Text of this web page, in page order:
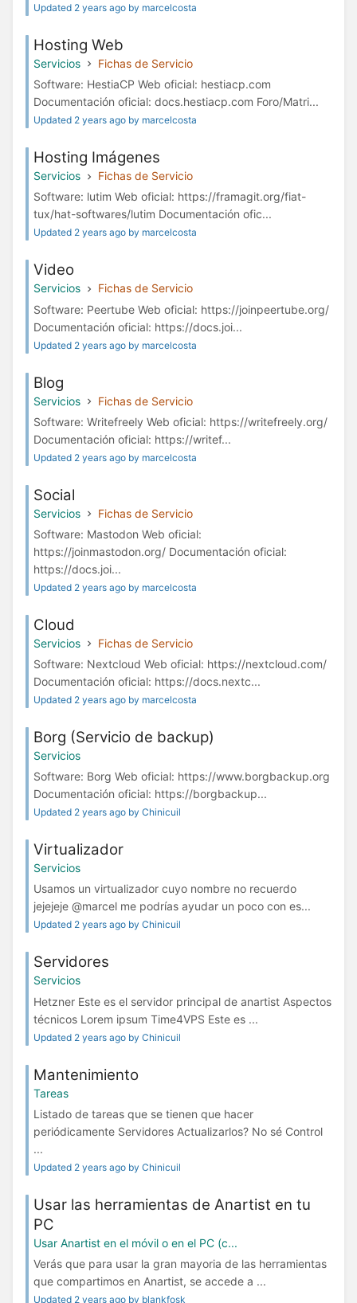
Updated 2 years ago by marcelcosta
Hosting Web
Servicios
Fichas de Servicio
Software: HestiaCP Web oficial: hestiacp.com
Documentación oficial: docs.hestiacp.com Foro/Matri...
Updated 2 years ago by marcelcosta
Hosting Imágenes
Servicios
Fichas de Servicio
Software: lutim Web oficial: https://framagit.org/fiat-
tux/hat-softwares/lutim Documentación ofic...
Updated 2 years ago by marcelcosta
Video
Servicios
Fichas de Servicio
Software: Peertube Web oficial: https://joinpeertube.org/
Documentación oficial: https://docs.joi...
Updated 2 years ago by marcelcosta
Blog
Servicios
Fichas de Servicio
Software: Writefreely Web oficial: https://writefreely.org/
Documentación oficial: https://writef...
Updated 2 years ago by marcelcosta
Social
Servicios
Fichas de Servicio
Software: Mastodon Web oficial:
https://joinmastodon.org/ Documentación oficial:
https://docs.joi...
Updated 2 years ago by marcelcosta
Cloud
Servicios
Fichas de Servicio
Software: Nextcloud Web oficial: https://nextcloud.com/
Documentación oficial: https://docs.nextc...
Updated 2 years ago by marcelcosta
Borg (Servicio de backup)
Servicios
Software: Borg Web oficial: https://www.borgbackup.org
Documentación oficial: https://borgbackup...
Updated 2 years ago by Chinicuil
Virtualizador
Servicios
Usamos un virtualizador cuyo nombre no recuerdo
jejejeje @marcel me podrías ayudar un poco con es...
Updated 2 years ago by Chinicuil
Servidores
Servicios
Hetzner Este es el servidor principal de anartist Aspectos
técnicos Lorem ipsum Time4VPS Este es ...
Updated 2 years ago by Chinicuil
Mantenimiento
Tareas
Listado de tareas que se tienen que hacer
periódicamente Servidores Actualizarlos? No sé Control
...
Updated 2 years ago by Chinicuil
Usar las herramientas de Anartist en tu
PC
Usar Anartist en el móvil o en el PC (c...
Verás que para usar la gran mayoria de las herramientas
que compartimos en Anartist, se accede a ...
Updated 2 years ago by blankfosk